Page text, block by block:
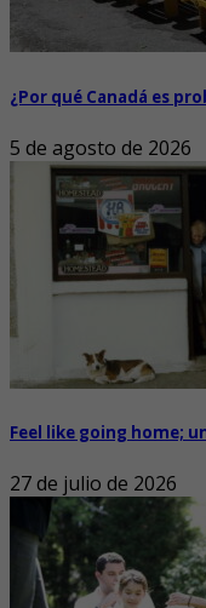
¿Por qué Canadá es
5 de agosto de 2026
Feel like going home;
27 de julio de 2026